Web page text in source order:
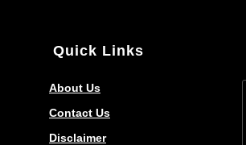
Quick Links
About Us
Contact Us
Disclaimer